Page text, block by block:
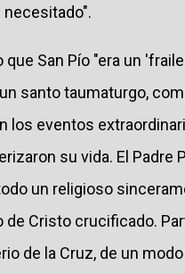
que San Pío "era un
santo taumaturgo,
los eventos
su vida. El Padre
un religioso
de Cristo crucificado.
de la Cruz, de un modo